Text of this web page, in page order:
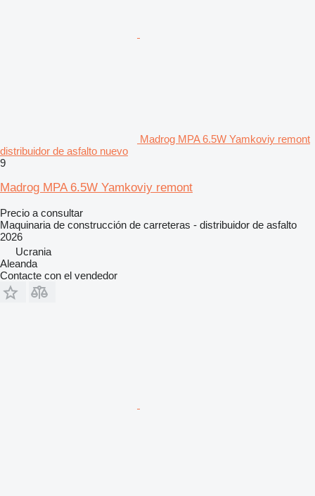
Madrog MPA 6.5W Yamkoviy remont
distribuidor de asfalto nuevo
9
Madrog MPA 6.5W Yamkoviy remont
Precio a consultar
Maquinaria de construcción de carreteras - distribuidor de asfalto
2026
Ucrania
Aleanda
Contacte con el vendedor